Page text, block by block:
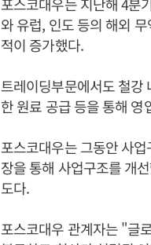
와 유럽, 인도 등의 해외
적이 증가했다.
트레이딩부문에서도 철강
한 원료 공급 등을 통해 영
포스코대우는 그동안 사
장을 통해 사업구조를 개
도다.
포스코대우 관계자는 "글